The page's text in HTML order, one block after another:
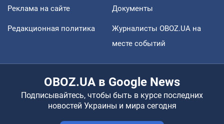
Реклама на сайте Документы
Редакционная политика
Журналисты OBOZ.UA на
месте событий
OBOZ.UA в Google News
Подписывайтесь, чтобы быть в курсе последних
новостей Украины и мира сегодня